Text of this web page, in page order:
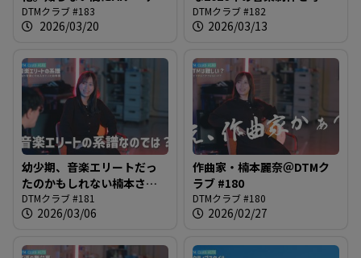
ストが結構デビューしてま
せん？＠DTMクラブ #183
DTMクラブ #183
2026/03/20
る＠DTMクラブ #182
DTMクラブ #182
2026/03/13
幼少期、音楽エリートだっ
たのかもしれない楠本さん
が楽器に目覚めるかもしれ
ない＠DTMクラブ #181
DTMクラブ #181
2026/03/06
作曲家・楠本麗奈＠DTMク
ラブ #180
DTMクラブ #180
2026/02/27